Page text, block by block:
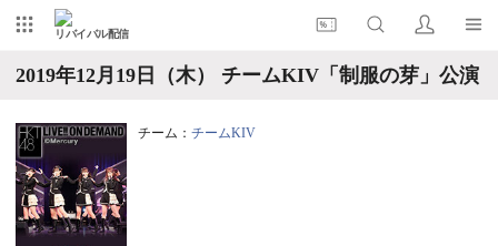
リバイバル配信
2019年12月19日（木） チームKIV「制服の芽」公演
チーム： チームKIV